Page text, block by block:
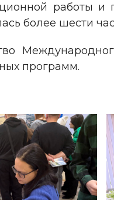
работы и
более шести
программ.